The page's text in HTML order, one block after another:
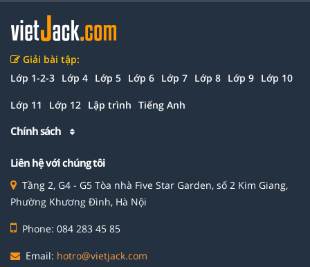
Giải bài tập:
Lớp 1-2-3 Lớp 4 Lớp 5 Lớp 6 Lớp 7 Lớp 8 Lớp 9 Lớp 10
Lớp 11 Lớp 12 Lập trình Tiếng Anh
Chính sách
Liên hệ với chúng tôi
Tầng 2, G4 - G5 Tòa nhà Five Star Garden, số 2 Kim Giang,
Phường Khương Đình, Hà Nội
Phone: 084 283 45 85
Email: hotro@vietjack.com